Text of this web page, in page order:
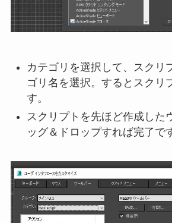
カテゴリを選択して、スクリ
ゴリ名を選択。するとスクリ
す。
スクリプトを先ほど作成した
ッグ＆ドロップすれば完了で